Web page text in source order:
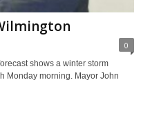
0
shows a winter storm
Monday morning. Mayor John